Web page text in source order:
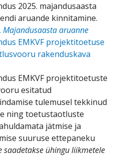
2025. majandusaasta
aruande kinnitamine.
, Majandusaasta aruanne
EMKVF projektitoetuse
rakenduskava
EMKVF projektitoetuste
esitatud
tulemusel tekkinud
ning toetustaotluste
jätmise ja
suuruse ettepaneku
saadetakse ühingu liikmetele